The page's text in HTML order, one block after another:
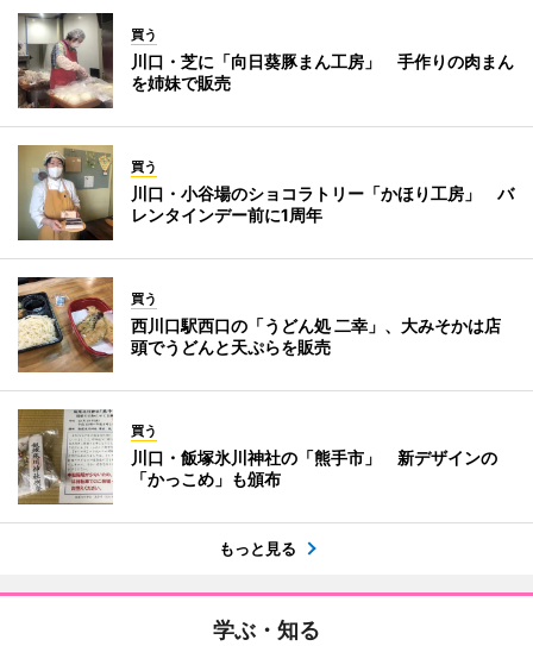
買う
川口・芝に「向日葵豚まん工房」 手作りの肉まん
を姉妹で販売
買う
川口・小谷場のショコラトリー「かほり工房」 バ
レンタインデー前に1周年
買う
西川口駅西口の「うどん処 二幸」、大みそかは店
頭でうどんと天ぷらを販売
買う
川口・飯塚氷川神社の「熊手市」 新デザインの
「かっこめ」も頒布
もっと見る
学ぶ・知る